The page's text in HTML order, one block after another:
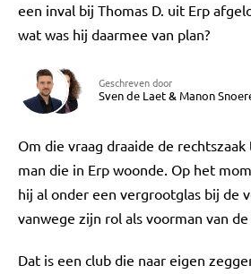
een inval bij Thomas D. uit Erp
wat was hij daarmee van plan?
Geschreven door
Sven de Laet& Manon
Om die vraag draaide de
man die in Erp woonde. Op het
hij al onder een vergrootglas bij de
vanwege zijn rol als voorman van
Dat is een club die naar eigen